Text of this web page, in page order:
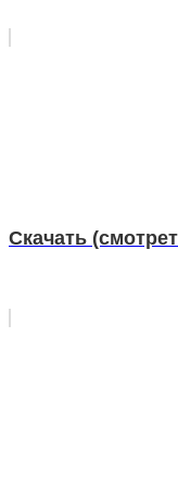
Скачать